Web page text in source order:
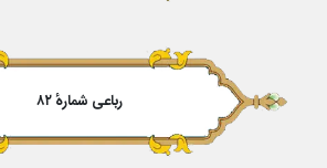
رباعی شمارهٔ ۸۲